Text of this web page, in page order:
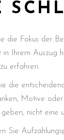
die Fokus der
in Ihrem Auszug
erfahren.
die
Motive
geben, nicht eine
Sie